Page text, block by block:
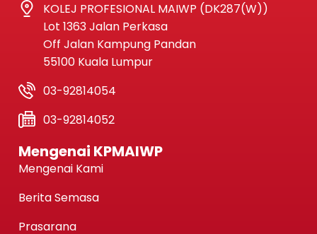
KOLEJ PROFESIONAL MAIWP (DK287(W))
Lot 1363 Jalan Perkasa
Off Jalan Kampung Pandan
55100 Kuala Lumpur
03-92814054
03-92814052
Mengenai KPMAIWP
Mengenai Kami
Berita Semasa
Prasarana